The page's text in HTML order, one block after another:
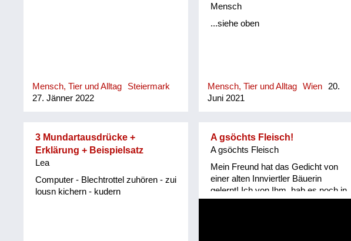
Mensch, Tier und Alltag
Steiermark
27. Jänner 2022
Mensch
...siehe oben
Mensch, Tier und Alltag Wien
20.
Juni 2021
3 Mundartausdrücke +
Erklärung + Beispielsatz
Lea
Computer - Blechtrottel zuhören - zui
lousn kichern - kudern
A gsöchts Fleisch!
A gsöchts Fleisch
Mein Freund hat das Gedicht von
einer alten Innviertler Bäuerin
gelernt! Ich von Ihm, hab es noch in